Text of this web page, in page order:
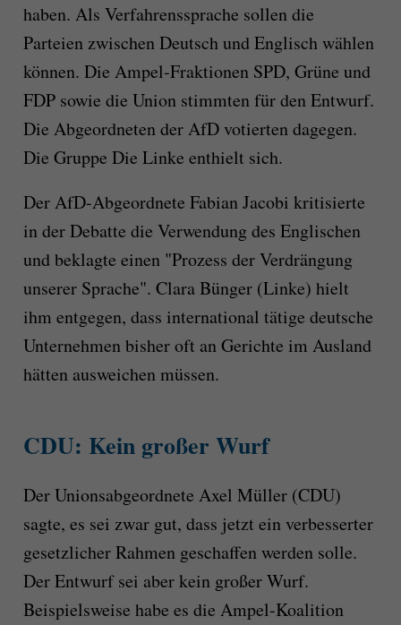
haben. Als Verfahrenssprache sollen die
Parteien zwischen Deutsch und Englisch wählen
können. Die Ampel-Fraktionen SPD, Grüne und
FDP sowie die Union stimmten für den Entwurf.
Die Abgeordneten der AfD votierten dagegen.
Die Gruppe Die Linke enthielt sich.
Der AfD-Abgeordnete Fabian Jacobi kritisierte
in der Debatte die Verwendung des Englischen
und beklagte einen "Prozess der Verdrängung
unserer Sprache". Clara Bünger (Linke) hielt
ihm entgegen, dass international tätige deutsche
Unternehmen bisher oft an Gerichte im Ausland
hätten ausweichen müssen.
CDU: Kein großer Wurf
Der Unionsabgeordnete Axel Müller (CDU)
sagte, es sei zwar gut, dass jetzt ein verbesserter
gesetzlicher Rahmen geschaffen werden solle.
Der Entwurf sei aber kein großer Wurf.
Beispielsweise habe es die Ampel-Koalition